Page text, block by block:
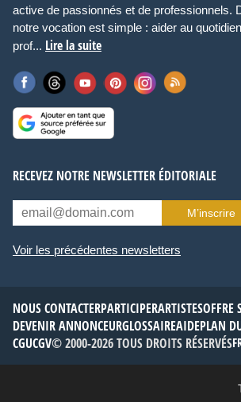
active de passionnés et de professionnels.
notre vocation est simple : aider au
prof... Lire la suite
RECEVEZ NOTRE NEWSLETTER ÉDITORIALE
M’inscrire
Voir les précédentes newsletters
NOUS CONTACTERPARTICIPERARTISTESOFFRE
DEVENIR ANNONCEURGLOSSAIREAIDEPLAN
CGUCGV© 2000-2026 TOUS DROITS RÉSERVÉS